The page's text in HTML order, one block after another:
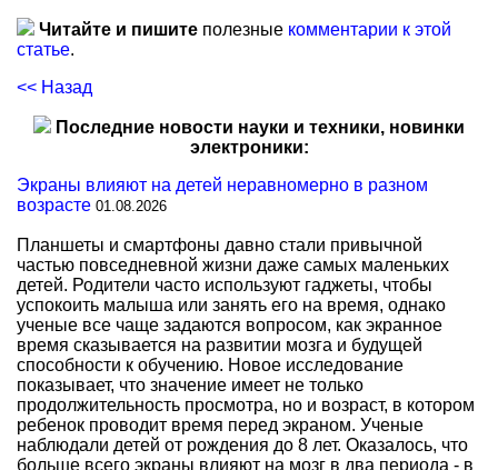
Читайте и пишите полезные комментарии к этой
статье.
<< Назад
Последние новости науки и техники, новинки
электроники:
Экраны влияют на детей неравномерно в разном
возрасте 01.08.2026
Планшеты и смартфоны давно стали привычной
частью повседневной жизни даже самых маленьких
детей. Родители часто используют гаджеты, чтобы
успокоить малыша или занять его на время, однако
ученые все чаще задаются вопросом, как экранное
время сказывается на развитии мозга и будущей
способности к обучению. Новое исследование
показывает, что значение имеет не только
продолжительность просмотра, но и возраст, в котором
ребенок проводит время перед экраном. Ученые
наблюдали детей от рождения до 8 лет. Оказалось, что
больше всего экраны влияют на мозг в два периода - в